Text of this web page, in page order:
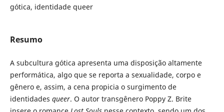
gótica, identidade queer
Resumo
A subcultura gótica apresenta uma disposição altamente
performática, algo que se reporta a sexualidade, corpo e
gênero e, assim, a cena propicia o surgimento de
identidades queer. O autor transgênero Poppy Z. Brite